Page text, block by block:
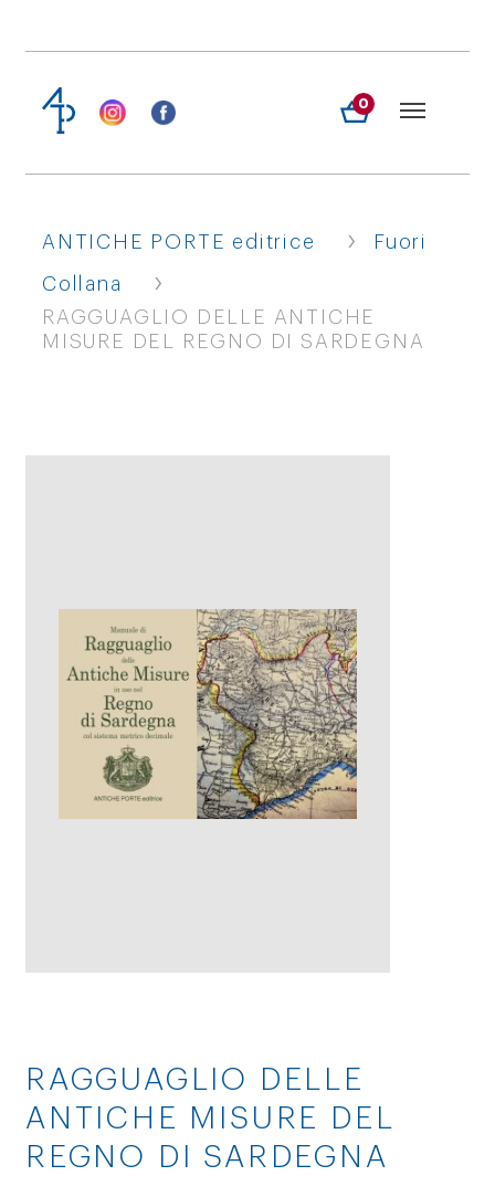
0
ANTICHE PORTE editrice › Fuori
Collana ›
RAGGUAGLIO DELLE ANTICHE
MISURE DEL REGNO DI SARDEGNA
RAGGUAGLIO DELLE
ANTICHE MISURE DEL
REGNO DI SARDEGNA